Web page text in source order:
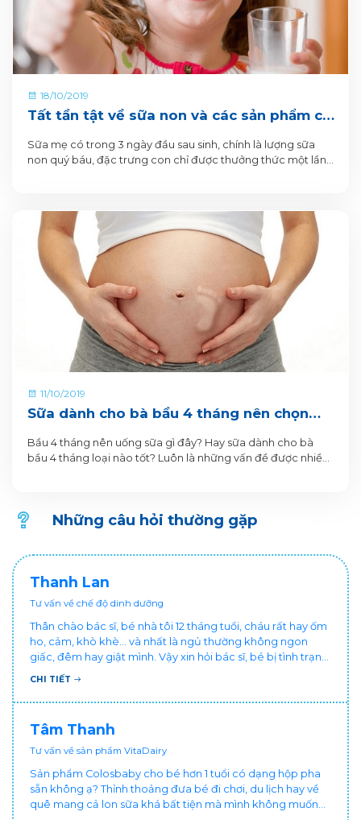
18/10/2019
Tất tần tật về sữa non và các sản phẩm có
Sữa mẹ có trong 3 ngày đầu sau sinh, chính là lượng sữa
non quý báu, đặc trưng con chỉ được thưởng thức một lần.
11/10/2019
Sữa dành cho bà bầu 4 tháng nên chọn
loại nào?
Bầu 4 tháng nên uống sữa gì đây? Hay sữa dành cho bà
bầu 4 tháng loại nào tốt? Luôn là những vấn đề được nhiều
Những câu hỏi thường gặp
Thanh Lan
Tư vấn về chế độ dinh dưỡng
Thân chào bác sĩ, bé nhà tôi 12 tháng tuổi, cháu rất hay ốm
ho, cảm, khò khè... và nhất là ngủ thường không ngon
giấc, đêm hay giật mình. Vậy xin hỏi bác sĩ, bé bị tình trạng
vậy nên làm sao để con khỏe mạnh và ngủ ngon giấc hơn
chăm cháu hay ốm ạ?. Cảm ơn bác sĩ.
CHI TIẾT
Tâm Thanh
Tư vấn về sản phẩm VitaDairy
Sản phẩm Colosbaby cho bé hơn 1 tuổi có dạng hộp pha
sẵn không ạ? Thỉnh thoảng đưa bé đi chơi, du lịch hay về
quê mang cả lon sữa khá bất tiện mà mình không muốn